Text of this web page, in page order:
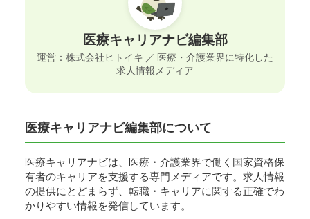
医療キャリアナビ編集部
運営：株式会社ヒトイキ ／ 医療・介護業界に特化した
求人情報メディア
医療キャリアナビ編集部について
医療キャリアナビは、医療・介護業界で働く国家資格保
有者のキャリアを支援する専門メディアです。求人情報
の提供にとどまらず、転職・キャリアに関する正確でわ
かりやすい情報を発信しています。